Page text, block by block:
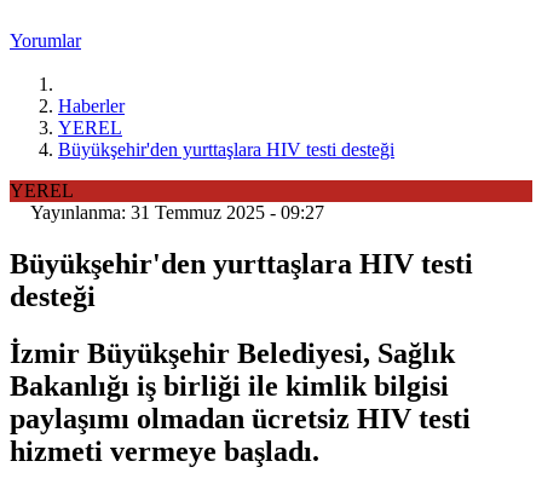
Yorumlar
Haberler
YEREL
Büyükşehir'den yurttaşlara HIV testi desteği
YEREL
Yayınlanma: 31 Temmuz 2025 - 09:27
Büyükşehir'den yurttaşlara HIV testi
desteği
İzmir Büyükşehir Belediyesi, Sağlık
Bakanlığı iş birliği ile kimlik bilgisi
paylaşımı olmadan ücretsiz HIV testi
hizmeti vermeye başladı.